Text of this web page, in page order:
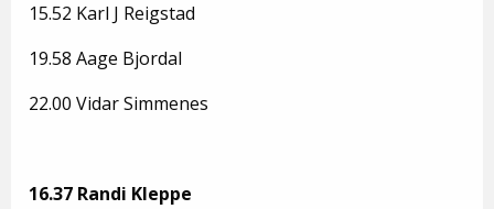
15.52 Karl J Reigstad
19.58 Aage Bjordal
22.00 Vidar Simmenes
16.37 Randi Kleppe